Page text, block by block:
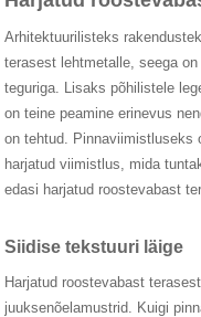
Arhitektuurilisteks
terasest lehtmetalle, seega
teguriga. Lisaks põhilistele
on teine ​​peamine erinevus
on tehtud. Pinnaviimistluseks
harjatud viimistlus, mida
edasi harjatud roostevabast
Siidise tekstuuri läige
Harjatud roostevabast
juuksenõelamustrid. Kuigi